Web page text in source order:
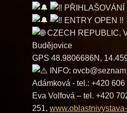
PŘIHLAŠOVÁNÍ
ENTRY OPEN !!
CZECH REPUBLIC,
Budějovice
GPS 48.9806686N,
INFO:
Adámková - tel.: +420 606
Eva Volfová – tel. +420
251,